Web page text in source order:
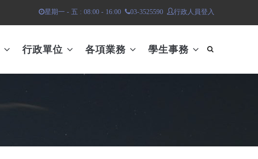
星期一 - 五 : 08:00 - 16:00 03-3525590 行政人員登入
行政單位 各項業務 學生事務